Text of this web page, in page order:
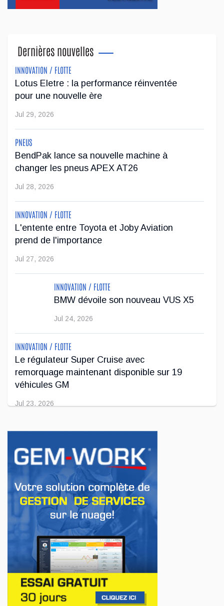
Dernières nouvelles
INNOVATION / FLOTTE
Lotus Eletre : la performance réinventée
pour une nouvelle ère
Jul 29, 2026
PNEUS
BendPak lance sa nouvelle machine à
changer les pneus APEX AT26
Jul 28, 2026
INNOVATION / FLOTTE
L'entente entre Toyota et Joby Aviation
prend de l'importance
Jul 27, 2026
INNOVATION / FLOTTE
BMW dévoile son nouveau VUS X5
Jul 24, 2026
INNOVATION / FLOTTE
Le régulateur Super Cruise avec
remorquage maintenant disponible sur 19
véhicules GM
Jul 23, 2026
INNOVATION / FLOTTE
en Europe
Jul 22, 2026
AFFAIRES
Premier contact avec le Lotus Eletre
Jul 14, 2026
AFFAIRES
Lotus célèbre l'arrivée de ses Eletre au
Canada